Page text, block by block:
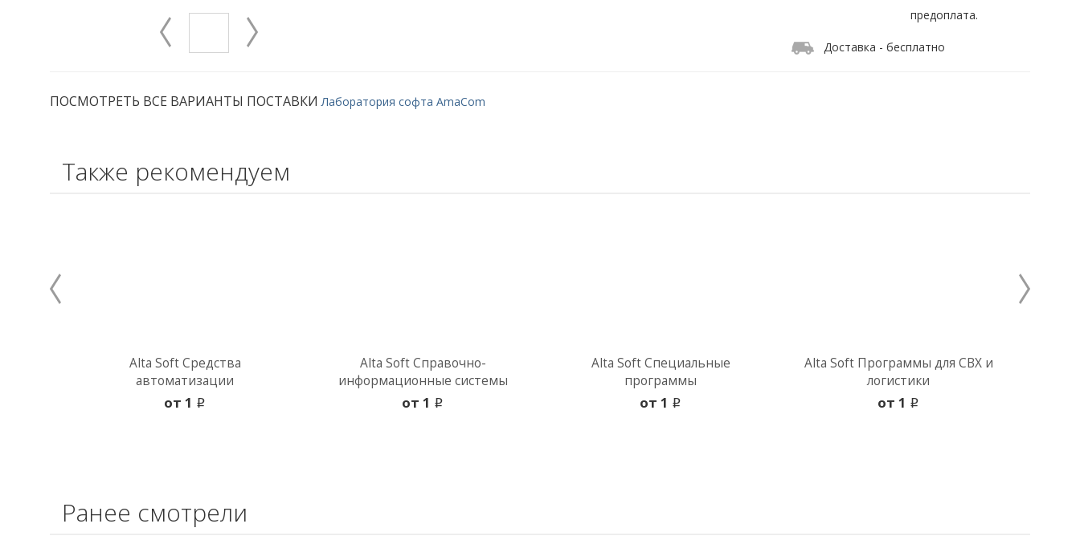
предоплата.
Доставка - бесплатно
ПОСМОТРЕТЬ ВСЕ ВАРИАНТЫ ПОСТАВКИ Лаборатория софта AmaCom
Также рекомендуем
Alta Soft Средства
автоматизации
oт 1 i
Alta Soft Справочно-
информационные системы
oт 1 i
Alta Soft Специальные
программы
oт 1 i
Alta Soft Программы для СВХ и
логистики
oт 1 i
Ранее смотрели